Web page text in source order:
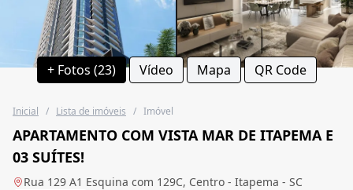
+ Fotos (23) Vídeo Mapa QR Code
Inicial / Lista de imóveis / Imóvel
APARTAMENTO COM VISTA MAR DE ITAPEMA E
03 SUÍTES!
Rua 129 A1 Esquina com 129C, Centro - Itapema - SC